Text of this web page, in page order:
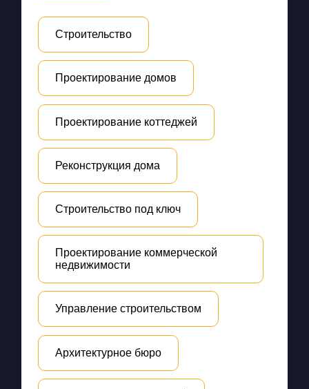
Строительство
Проектирование домов
Проектирование коттеджей
Реконструкция дома
Строительство под ключ
Проектирование коммерческой
недвижимости
Управление строительством
Архитектурное бюро